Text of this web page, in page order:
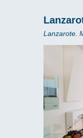
Lanzarote.